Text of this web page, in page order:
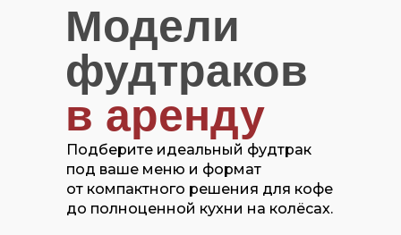
Модели
фудтраков
в аренду
Подберите идеальный фудтрак
под ваше меню и формат
от компактного решения для кофе
до полноценной кухни на колёсах.